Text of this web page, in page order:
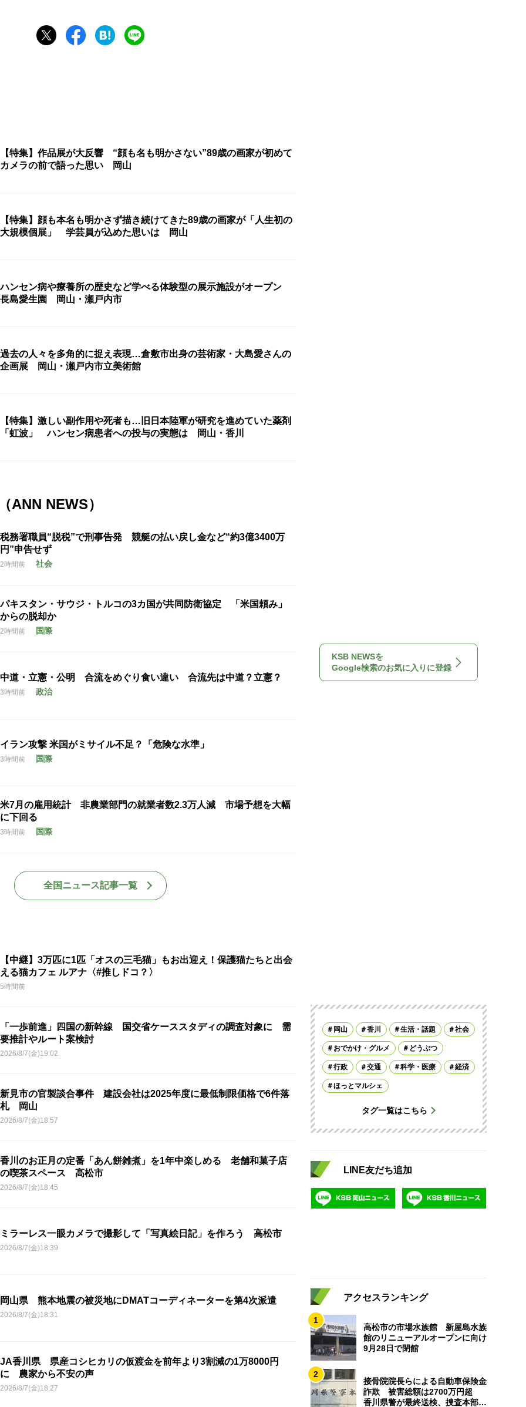
【特集】作品展が大反響 “顔も名も明かさない”89歳の画家が初めて
カメラの前で語った思い 岡山
【特集】顔も本名も明かさず描き続けてきた89歳の画家が「人生初の
大規模個展」 学芸員が込めた思いは 岡山
ハンセン病や療養所の歴史など学べる体験型の展示施設がオープン
長島愛生園 岡山・瀬戸内市
過去の人々を多角的に捉え表現…倉敷市出身の芸術家・大島愛さんの
企画展 岡山・瀬戸内市立美術館
【特集】激しい副作用や死者も…旧日本陸軍が研究を進めていた薬剤
「虹波」 ハンセン病患者への投与の実態は 岡山・香川
ANN NEWS）
税務署職員“脱税”で刑事告発 競艇の払い戻し金など“約3億3400万
円”申告せず
2時間前 社会
パキスタン・サウジ・トルコの3カ国が共同防衛協定 「米国頼み」
からの脱却か
2時間前 国際
中道・立憲・公明 合流をめぐり食い違い 合流先は中道？立憲？
3時間前 政治
イラン攻撃 米国がミサイル不足？「危険な水準」
3時間前 国際
米7月の雇用統計 非農業部門の就業者数2.3万人減 市場予想を大幅
に下回る
3時間前 国際
全国ニュース記事一覧
【中継】3万匹に1匹「オスの三毛猫」もお出迎え！保護猫たちと出会
える猫カフェ ルアナ〈#推しドコ？〉
5時間前
「一歩前進」四国の新幹線 国交省ケーススタディの調査対象に 需
要推計やルート案検討
2026/8/7(金)19:02
新見市の官製談合事件 建設会社は2025年度に最低制限価格で6件落
札 岡山
2026/8/7(金)18:57
香川のお正月の定番「あん餅雑煮」を1年中楽しめる 老舗和菓子店
の喫茶スペース 高松市
2026/8/7(金)18:45
ミラーレス一眼カメラで撮影して「写真絵日記」を作ろう 高松市
2026/8/7(金)18:39
岡山県 熊本地震の被災地にDMATコーディネーターを第4次派遣
2026/8/7(金)18:31
JA香川県 県産コシヒカリの仮渡金を前年より3割減の1万8000円
に 農家から不安の声
2026/8/7(金)18:27
KSB NEWSを
Google検索のお気に入りに登録
岡山 香川 生活・話題 社会
おでかけ・グルメ どうぶつ
行政 交通 科学・医療 経済
ほっとマルシェ
タグ一覧はこちら
LINE友だち追加
アクセスランキング
1
高松市の市場水族館 新屋島水族
館のリニューアルオープンに向け
9月28日で閉館
2
接骨院院長らによる自動車保険金
詐欺 被害総額は2700万円超
香川県警が最終送検、捜査本部解